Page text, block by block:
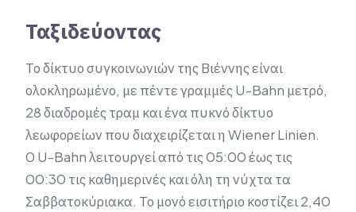
Ταξιδεύοντας
Το δίκτυο συγκοινωνιών της Βιέννης είναι
ολοκληρωμένο, με πέντε γραμμές U-Bahn μετρό,
28 διαδρομές τραμ και ένα πυκνό δίκτυο
λεωφορείων που διαχειρίζεται η Wiener Linien.
Ο U-Bahn λειτουργεί από τις 05:00 έως τις
00:30 τις καθημερινές και όλη τη νύχτα τα
Σαββατοκύριακα. Το μονό εισιτήριο κοστίζει 2,40